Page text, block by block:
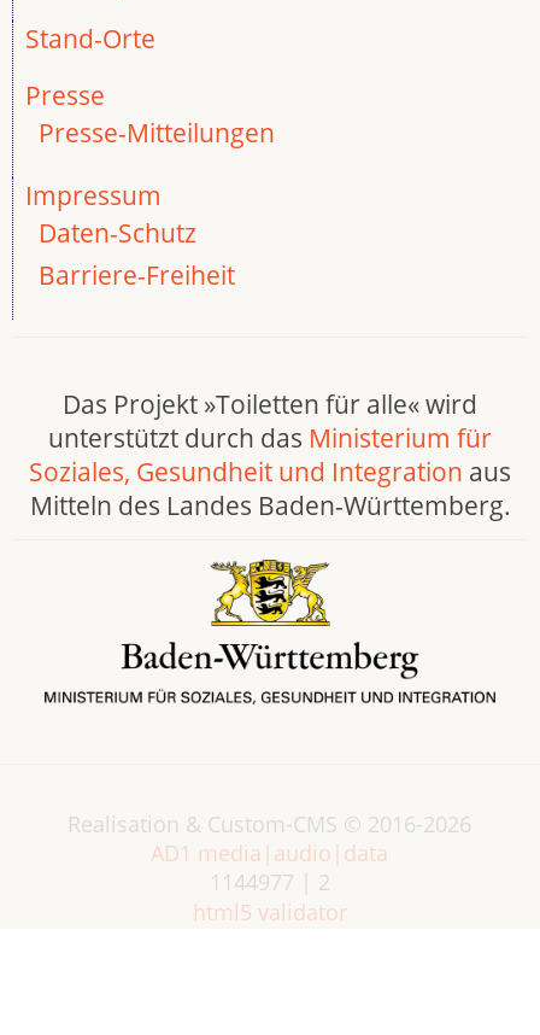
Stand-Orte
Presse
Presse-Mitteilungen
Impressum
Daten-Schutz
Barriere-Freiheit
Das Projekt »Toiletten für alle« wird
unterstützt durch das Ministerium für
Soziales, Gesundheit und Integration aus
Mitteln des Landes Baden-Württemberg.
Realisation & Custom-CMS © 2016-2026
AD1 media|audio|data
1144977 | 2
html5 validator